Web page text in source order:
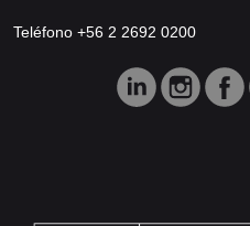
Teléfono +56 2 2692 0200